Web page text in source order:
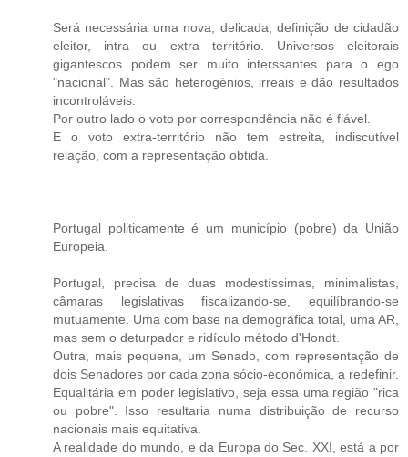
Será necessária uma nova, delicada, definição de cidadão
eleitor, intra ou extra território. Universos eleitorais
gigantescos podem ser muito interssantes para o ego
"nacional". Mas são heterogénios, irreais e dão resultados
incontroláveis.
Por outro lado o voto por correspondência não é fiável.
E o voto extra-território não tem estreita, indiscutível
relação, com a representação obtida.
Portugal politicamente é um município (pobre) da União
Europeia.
Portugal, precisa de duas modestíssimas, minimalistas,
câmaras legislativas fiscalizando-se, equilíbrando-se
mutuamente. Uma com base na demográfica total, uma AR,
mas sem o deturpador e ridículo método d'Hondt.
Outra, mais pequena, um Senado, com representação de
dois Senadores por cada zona sócio-económica, a redefinir.
Equalitária em poder legislativo, seja essa uma região "rica
ou pobre". Isso resultaria numa distribuição de recurso
nacionais mais equitativa.
A realidade do mundo, e da Europa do Sec. XXI, está a por